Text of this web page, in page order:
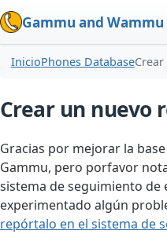
Gammu and Wammu
InicioPhones Database
Crear un nuevo
Gracias por mejorar la
Gammu, pero porfavor
sistema de seguimiento de
experimentado algún
repórtalo en el sistema de